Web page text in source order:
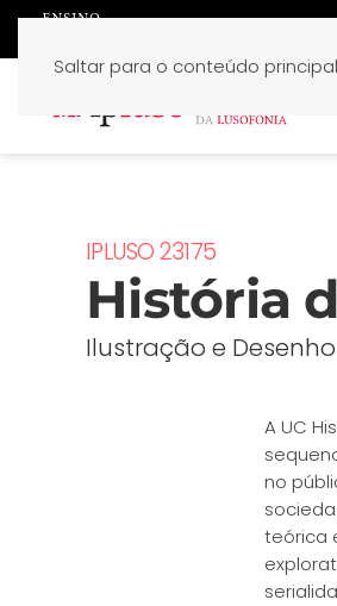
Saltar para o conteúdo principal
IPLUSO 23175
História
Ilustração e Desenho
A UC
no
teórica